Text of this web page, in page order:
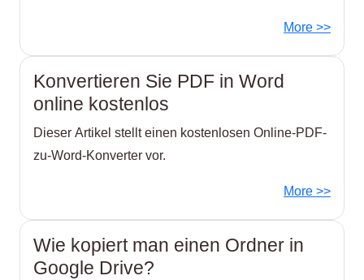
More >>
Konvertieren Sie PDF in Word
online kostenlos
Dieser Artikel stellt einen kostenlosen Online-PDF-
zu-Word-Konverter vor.
More >>
Wie kopiert man einen Ordner in
Google Drive?